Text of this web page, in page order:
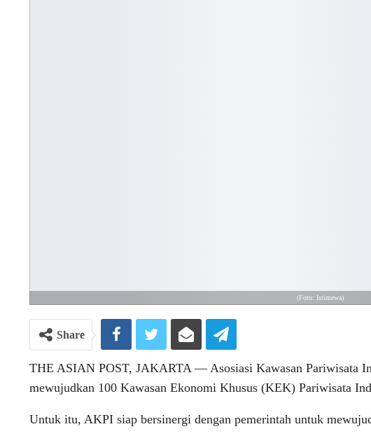
(Foto: Istimewa)
Share
THE ASIAN POST, JAKARTA ― Asosiasi Kawasan Pariwisata
mewujudkan 100 Kawasan Ekonomi Khusus (KEK) Pariwisata
Untuk itu, AKPI siap bersinergi dengan pemerintah untuk